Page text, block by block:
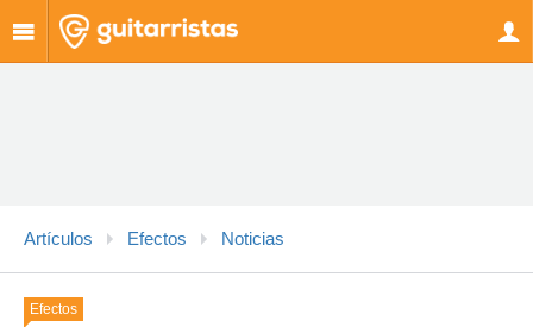
Artículos Efectos Noticias
Efectos